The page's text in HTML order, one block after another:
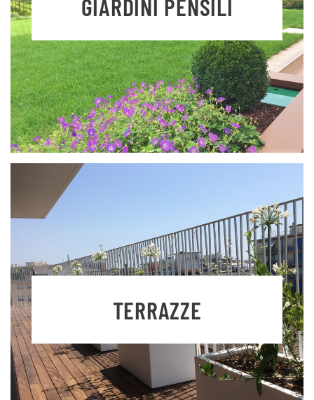
GIARDINI PENSILI
TERRAZZE